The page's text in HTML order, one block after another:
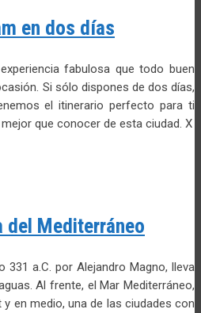
en dos días
fabulosa que todo buen
Si sólo dispones de dos días,
el itinerario perfecto para ti
que conocer de esta ciudad. X
del Mediterráneo
331 a.C. por Alejandro Magno, lleva
Al frente, el Mar Mediterráneo,
en medio, una de las ciudades con